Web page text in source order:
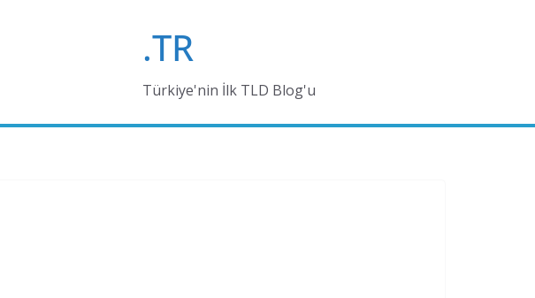
.TR
Türkiye'nin İlk TLD Blog'u